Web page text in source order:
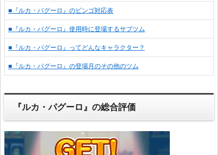
■『ルカ・パグーロ』のビンゴ対応表
■『ルカ・パグーロ』使用時に登場するサブツム
■『ルカ・パグーロ』ってどんなキャラクター？
■『ルカ・パグーロ』の登場月のその他のツム
『ルカ・パグーロ』の総合評価